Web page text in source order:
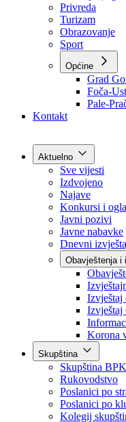
O kantonu
Simboli
Historija
Privreda
Turizam
Obrazovanje
Sport
Općine
Kontakt
Aktuelno
Sve vijesti
Izdvojeno
Najave
Konkursi i
Javni pozivi
Javne nabavke
Dnevni
Obavještenja i
Izvještaj
Izvještaj
Korona
Skupština
Skupština
Rukovodstvo